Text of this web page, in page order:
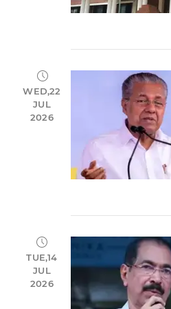
WED,22
JUL
2026
TUE,14
JUL
2026